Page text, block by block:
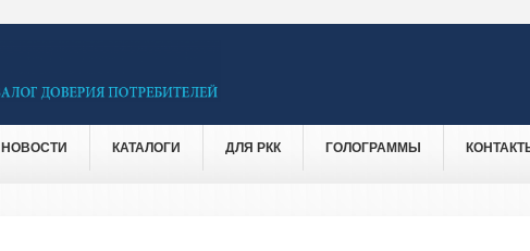
НОВОСТИ КАТАЛОГИ ДЛЯ РКК ГОЛОГРАММЫ